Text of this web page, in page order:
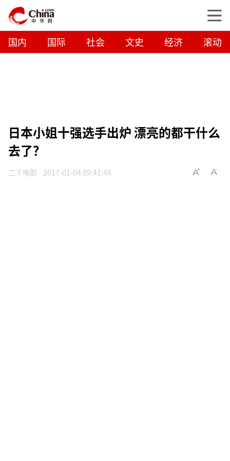
国内 国际 社会 文史 经济 滚动
日本小姐十强选手出炉 漂亮的都干什么
去了？
二丫电影 2017-01-04 09:41:48